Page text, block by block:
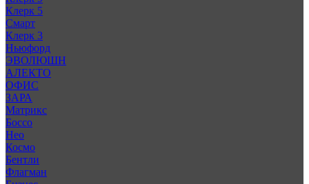
Клерк 5
Смарт
Клерк 3
Ньюфорд
ЭВОЛЮШН
АЛЕКТО
ОФИС
ЗАРА
Матрикс
Боссо
Нео
Космо
Бентли
Флагман